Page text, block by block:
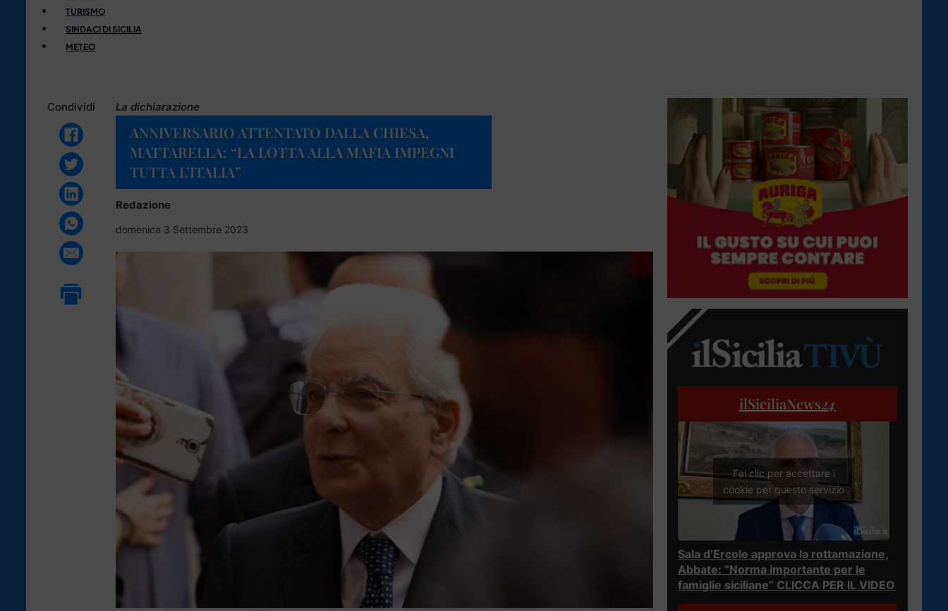
TURISMO
SINDACI DI SICILIA
METEO
Condividi La dichiarazione
ANNIVERSARIO ATTENTATO DALLA CHIESA,
MATTARELLA: “LA LOTTA ALLA MAFIA IMPEGNI
TUTTA L’ITALIA”
Redazione
domenica 3 Settembre 2023
ilSiciliaNews24
Fai clic per accettare i
cookie per questo servizio
Sala d’Ercole approva la rottamazione,
Abbate: “Norma importante per le
famiglie siciliane” CLICCA PER IL VIDEO